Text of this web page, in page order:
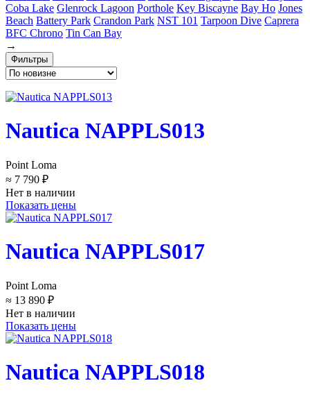
Coba Lake Glenrock Lagoon Porthole Key Biscayne Bay Ho Jones
Beach Battery Park Crandon Park NST 101 Tarpoon Dive Caprera
BFC Chrono Tin Can Bay
→
Фильтры
Nautica NAPPLS013
Point Loma
≈ 7 790 ₽
Нет в наличии
Показать цены
Nautica NAPPLS017
Point Loma
≈ 13 890 ₽
Нет в наличии
Показать цены
Nautica NAPPLS018